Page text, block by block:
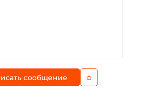
сообщение